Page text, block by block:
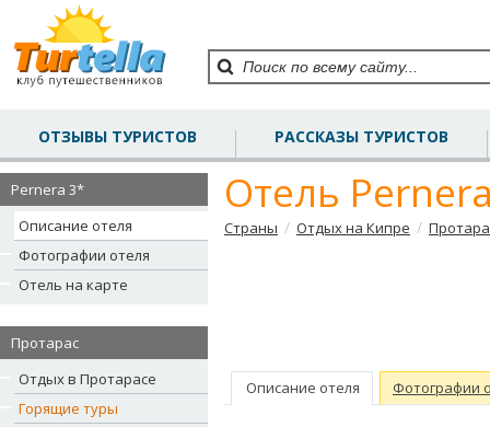
ОТЗЫВЫ ТУРИСТОВ РАССКАЗЫ ТУРИСТОВ
Pernera 3*
Описание отеля
Фотографии отеля
Отель на карте
Протарас
Отдых в Протарасе
Горящие туры
Отель
Страны / Отдых на Кипре /
Описание отеля Фотографии